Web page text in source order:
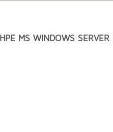
HPE MS WINDOWS